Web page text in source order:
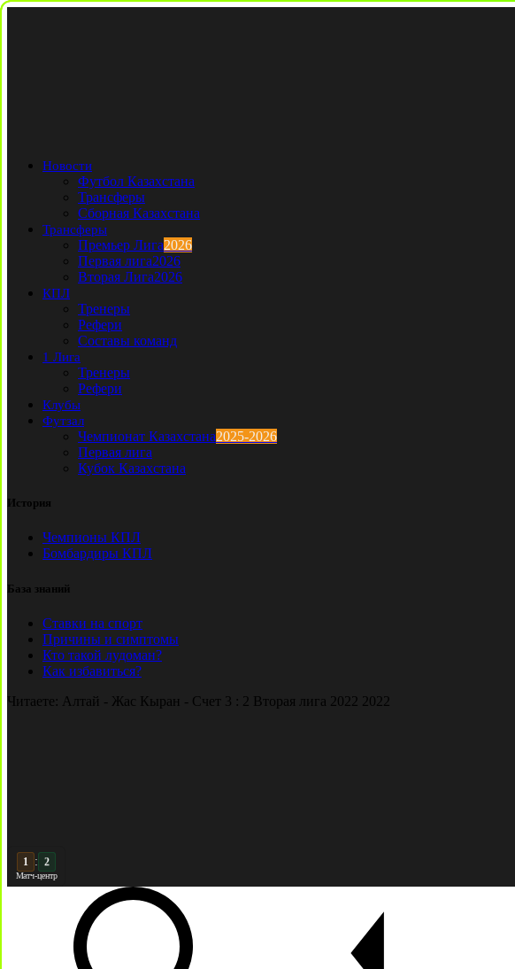
Новости
Футбол Казахстана
Трансферы
Сборная Казахстана
Трансферы
Премьер Лига2026
Первая лига2026
Вторая Лига2026
КПЛ
Тренеры
Рефери
Составы команд
1 Лига
Тренеры
Рефери
Клубы
Футзал
Чемпионат Казахстана2025-2026
Первая лига
Кубок Казахстана
История
Чемпионы КПЛ
Бомбардиры КПЛ
База знаний
Ставки на спорт
Причины и симптомы
Кто такой лудоман?
Как избавиться?
Читаете: Алтай - Жас Кыран - Счет 3 : 2 Вторая лига 2022 2022
2 : 2
Матч-центр